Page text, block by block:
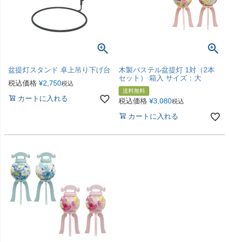
盆提灯スタンド 卓上吊り下げ台
税込価格 ¥2,750税込
カートに入れる
木製パステル盆提灯 1対（2本
セット） 箱入 サイズ：大
送料無料
税込価格 ¥3,080税込
カートに入れる